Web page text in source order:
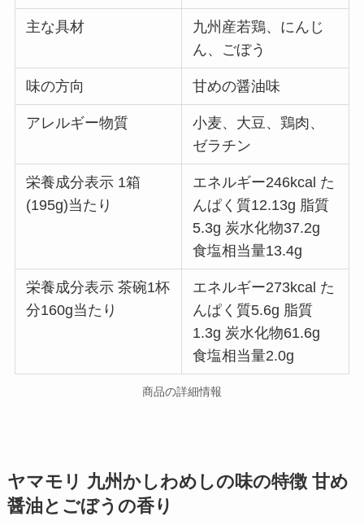
主な具材
九州産若鶏、にんじ
ん、ごぼう
味の方向 甘めの醤油味
アレルギー物質
小麦、大豆、鶏肉、
ゼラチン
栄養成分表示 1箱
(195g)当たり
エネルギー246kcal た
んぱく質12.13g 脂質
5.3g 炭水化物37.2g
食塩相当量13.4g
栄養成分表示 茶碗1杯
分160g当たり
エネルギー273kcal た
んぱく質5.6g 脂質
1.3g 炭水化物61.6g
食塩相当量2.0g
商品の詳細情報
ヤマモリ 九州かしわめしの味の特徴 甘め
醤油とごぼうの香り